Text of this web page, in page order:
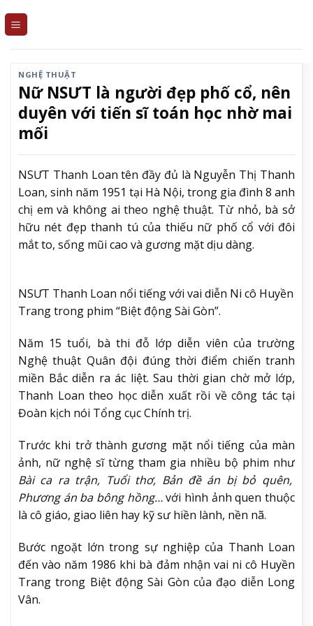
NGHỆ THUẬT
Nữ NSƯT là người đẹp phố cổ, nên
duyên với tiến sĩ toán học nhờ mai
mối
NSƯT Thanh Loan tên đầy đủ là Nguyễn Thị Thanh
Loan, sinh năm 1951 tại Hà Nội, trong gia đình 8 anh
chị em và không ai theo nghệ thuật. Từ nhỏ, bà sở
hữu nét đẹp thanh tú của thiếu nữ phố cổ với đôi
mắt to, sống mũi cao và gương mặt dịu dàng.
NSƯT Thanh Loan nổi tiếng với vai diễn Ni cô Huyền
Trang trong phim “Biệt động Sài Gòn”.
Năm 15 tuổi, bà thi đỗ lớp diễn viên của trường
Nghệ thuật Quân đội đúng thời điểm chiến tranh
miền Bắc diễn ra ác liệt. Sau thời gian chờ mở lớp,
Thanh Loan theo học diễn xuất rồi về công tác tại
Đoàn kịch nói Tổng cục Chính trị.
Trước khi trở thành gương mặt nổi tiếng của màn
ảnh, nữ nghệ sĩ từng tham gia nhiều bộ phim như
Bài ca ra trận, Tuổi thơ, Bản đề án bị bỏ quên,
Phương án ba bông hồng…với hình ảnh quen thuộc
là cô giáo, giao liên hay kỹ sư hiền lành, nền nã.
Bước ngoặt lớn trong sự nghiệp của Thanh Loan
đến vào năm 1986 khi bà đảm nhận vai ni cô Huyền
Trang trong Biệt động Sài Gòn của đạo diễn Long
Vân.